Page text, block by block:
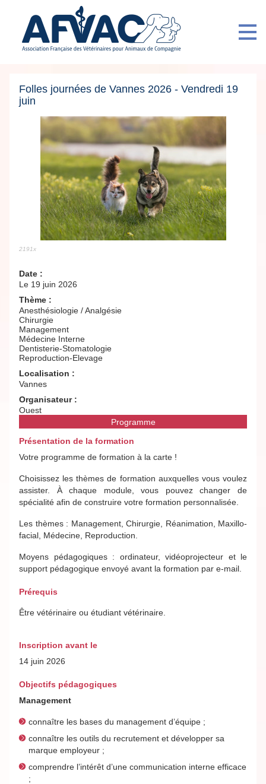
Folles journées de Vannes 2026 - Vendredi 19
juin
2191x
Date :
Le 19 juin 2026
Thème :
Anesthésiologie / Analgésie
Chirurgie
Management
Médecine Interne
Dentisterie-Stomatologie
Reproduction-Elevage
Localisation :
Vannes
Organisateur :
Ouest
Programme
Présentation de la formation
Votre programme de formation à la carte !
Choisissez les thèmes de formation auxquelles vous voulez
assister. À chaque module, vous pouvez changer de
spécialité afin de construire votre formation personnalisée.
Les thèmes : Management, Chirurgie, Réanimation, Maxillo-
facial, Médecine, Reproduction.
Moyens pédagogiques : ordinateur, vidéoprojecteur et le
support pédagogique envoyé avant la formation par e-mail.
Prérequis
Être vétérinaire ou étudiant vétérinaire.
Inscription avant le
14 juin 2026
Objectifs pédagogiques
Management
connaître les bases du management d’équipe ;
connaître les outils du recrutement et développer sa
marque employeur ;
comprendre l’intérêt d’une communication interne efficace
;